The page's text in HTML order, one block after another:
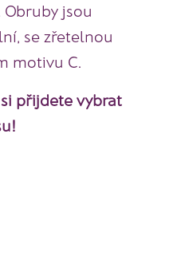
Obruby jsou
se zřetelnou
motivu C.
si přijdete vybrat